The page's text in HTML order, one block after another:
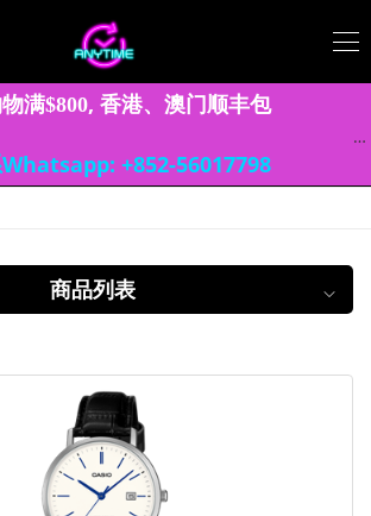
满$800, 香港、澳门顺丰包
+852-56017798
商品列表